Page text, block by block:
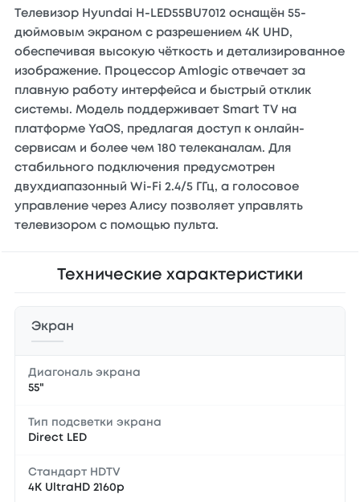
Телевизор Hyundai H-LED55BU7012 оснащён 55-
дюймовым экраном с разрешением 4K UHD,
обеспечивая высокую чёткость и детализированное
изображение. Процессор Amlogic отвечает за
плавную работу интерфейса и быстрый отклик
системы. Модель поддерживает Smart TV на
платформе YaOS, предлагая доступ к онлайн-
сервисам и более чем 180 телеканалам. Для
стабильного подключения предусмотрен
двухдиапазонный Wi-Fi 2.4/5 ГГц, а голосовое
управление через Алису позволяет управлять
телевизором с помощью пульта.
Технические характеристики
Экран
Диагональ экрана
55"
Тип подсветки экрана
Direct LED
Стандарт HDTV
4K UltraHD 2160p